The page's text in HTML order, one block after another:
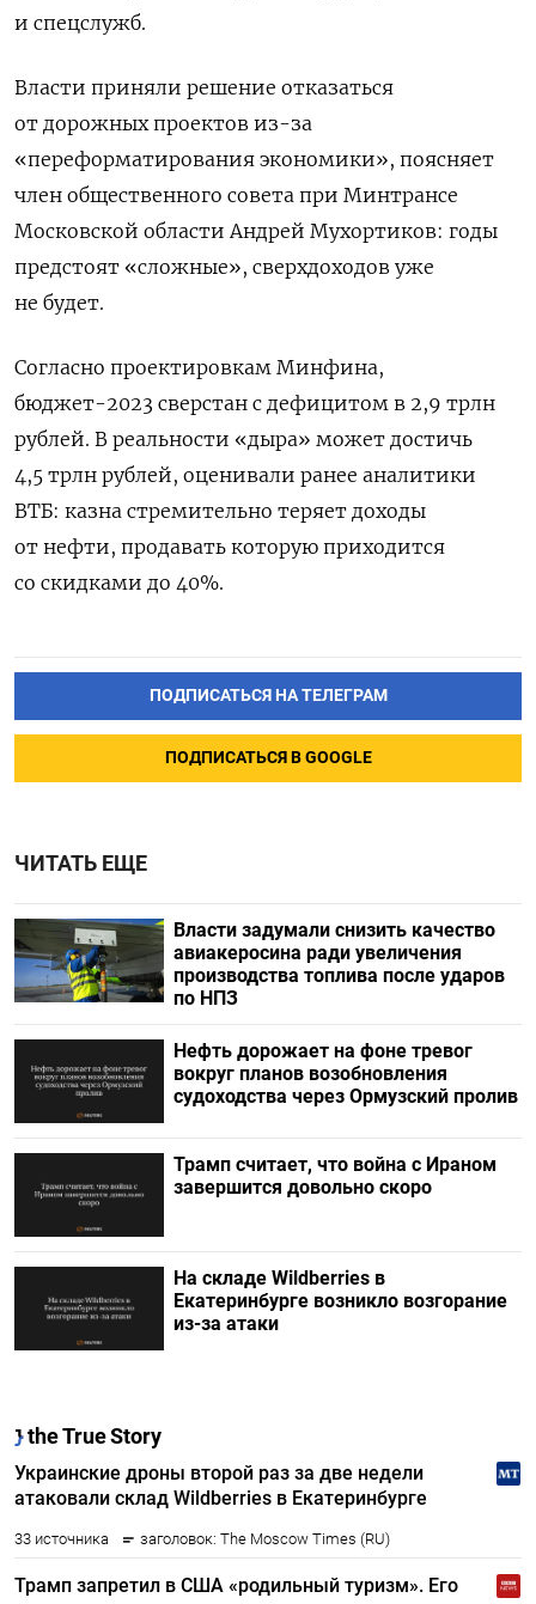
и спецслужб.
Власти приняли решение отказаться
от дорожных проектов из-за
«переформатирования экономики», поясняет
член общественного совета при Минтрансе
Московской области Андрей Мухортиков: годы
предстоят «сложные», сверхдоходов уже
не будет.
Согласно проектировкам Минфина,
бюджет-2023 сверстан с дефицитом в 2,9 трлн
рублей. В реальности «дыра» может достичь
4,5 трлн рублей, оценивали ранее аналитики
ВТБ: казна стремительно теряет доходы
от нефти, продавать которую приходится
со скидками до 40%.
ПОДПИСАТЬСЯ НА ТЕЛЕГРАМ
ПОДПИСАТЬСЯ В GOOGLE
ЧИТАТЬ ЕЩЕ
Власти задумали снизить качество
авиакеросина ради увеличения
производства топлива после ударов
по НПЗ
Нефть дорожает на фоне тревог
вокруг планов возобновления
судоходства через Ормузский пролив
Трамп считает, что война с Ираном
завершится довольно скоро
На складе Wildberries в
Екатеринбурге возникло возгорание
из-за атаки